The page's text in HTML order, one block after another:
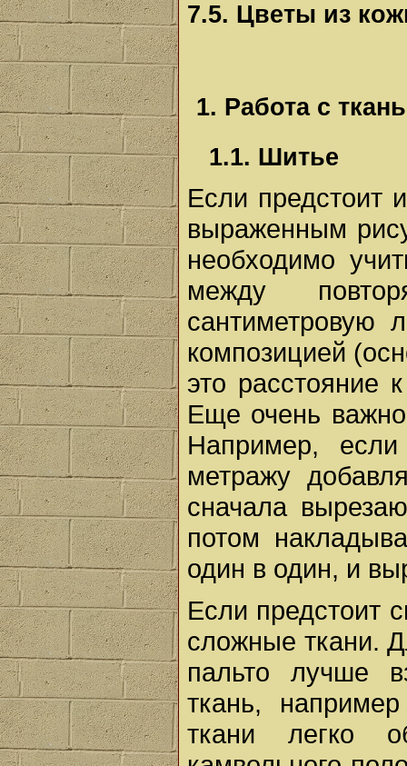
7.5. Цветы из
1. Работа с
1.1. Шитье
Если предстоит
выраженным
необходимо
между
сантиметровую
композицией
это расстояние
Еще очень важно
Например,
метражу
сначала
потом
один в один, и
Если предстоит
сложные ткани.
пальто лучше
ткань,
ткани легко